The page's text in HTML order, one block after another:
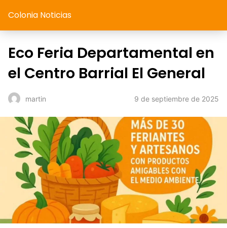
Colonia Noticias
Eco Feria Departamental en
el Centro Barrial El General
martin 9 de septiembre de 2025